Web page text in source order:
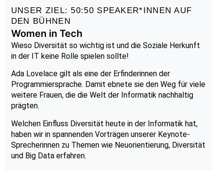
UNSER ZIEL: 50:50 SPEAKER*INNEN AUF
DEN BÜHNEN
Women in Tech
Wieso Diversität so wichtig ist und die Soziale Herkunft
in der IT keine Rolle spielen sollte!
Ada Lovelace gilt als eine der Erfinderinnen der
Programmiersprache. Damit ebnete sie den Weg für viele
weitere Frauen, die die Welt der Informatik nachhaltig
prägten.
Welchen Einfluss Diversität heute in der Informatik hat,
haben wir in spannenden Vorträgen unserer Keynote-
Sprecherinnen zu Themen wie Neuorientierung, Diversität
und Big Data erfahren.